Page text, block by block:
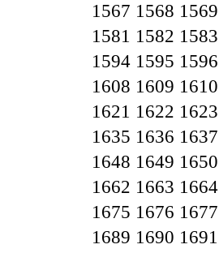
1567 1568 1569
1581 1582 1583
1594 1595 1596
1608 1609 1610
1621 1622 1623
1635 1636 1637
1648 1649 1650
1662 1663 1664
1675 1676 1677
1689 1690 1691